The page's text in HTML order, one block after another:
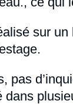
sur
pas
dans